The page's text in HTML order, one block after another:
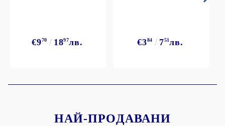
€970 1897лв. €384 751лв.
НАЙ-ПРОДАВАНИ